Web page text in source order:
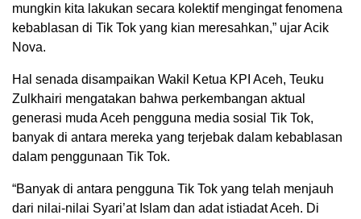
mungkin kita lakukan secara kolektif mengingat fenomena
kebablasan di Tik Tok yang kian meresahkan,” ujar Acik
Nova.
Hal senada disampaikan Wakil Ketua KPI Aceh, Teuku
Zulkhairi mengatakan bahwa perkembangan aktual
generasi muda Aceh pengguna media sosial Tik Tok,
banyak di antara mereka yang terjebak dalam kebablasan
dalam penggunaan Tik Tok.
“Banyak di antara pengguna Tik Tok yang telah menjauh
dari nilai-nilai Syari’at Islam dan adat istiadat Aceh. Di